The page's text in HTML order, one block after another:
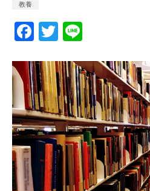
教養
F
a
c
e
b
o
o
k
T
w
itt
er
e